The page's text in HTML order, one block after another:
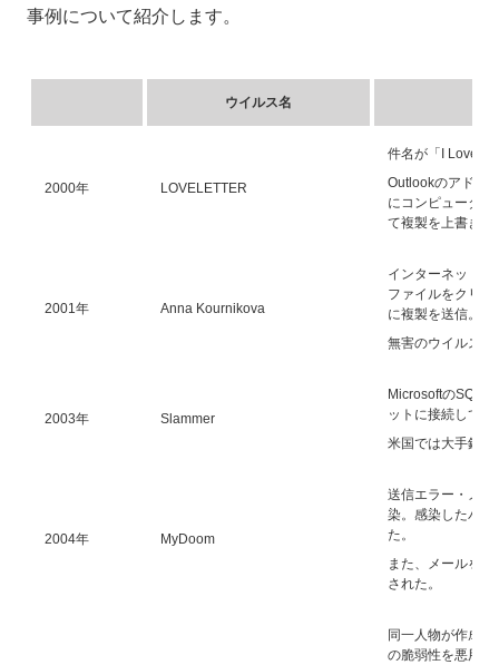
事例について紹介します。
ウイルス名
2000年 LOVELETTER
件名が「I Love
Outlookのアドレ
にコンピュータ
て複製を上書きし
2001年 Anna Kournikova
インターネット
ファイルをクリ
に複製を送信。
無害のウイルス
2003年 Slammer
MicrosoftのSQL
ットに接続して
米国では大手銀
2004年 MyDoom
送信エラー・メ
染。感染したパ
た。
また、メールを
された。
同一人物が作成
の脆弱性を悪用